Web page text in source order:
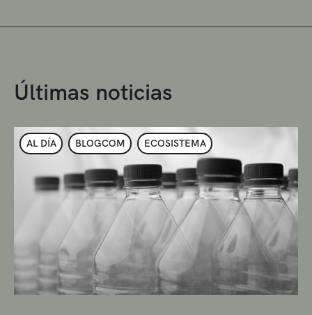
Últimas noticias
AL DÍA BLOGCOM ECOSISTEMA